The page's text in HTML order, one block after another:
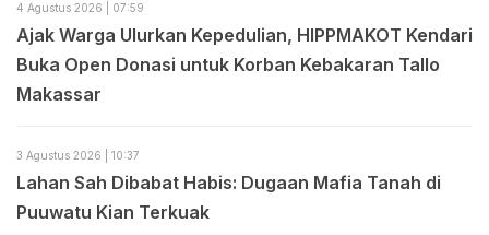
4 Agustus 2026 | 07:59
Ajak Warga Ulurkan Kepedulian, HIPPMAKOT Kendari
Buka Open Donasi untuk Korban Kebakaran Tallo
Makassar
3 Agustus 2026 | 10:37
Lahan Sah Dibabat Habis: Dugaan Mafia Tanah di
Puuwatu Kian Terkuak